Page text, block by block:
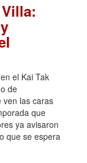
el Kai Tak
de
ven las caras
que
ya avisaron
que se espera